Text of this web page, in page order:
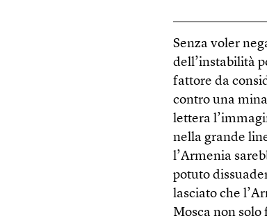
Senza voler
dell’instabilità
fattore da
contro una
lettera
nella grande
l’Armenia
potuto
lasciato che
Mosca non solo